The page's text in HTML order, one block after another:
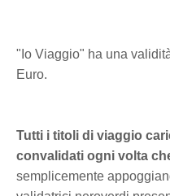
"Io Viaggio" ha una
Euro.
Tutti i titoli di viaggio
convalidati ogni volta
semplicemente